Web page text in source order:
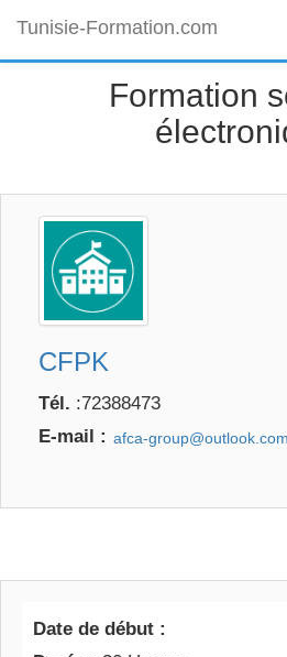
Tunisie-Formation.com
Formation
CFPK
Tél. :72388473
E-mail :
Date de début :